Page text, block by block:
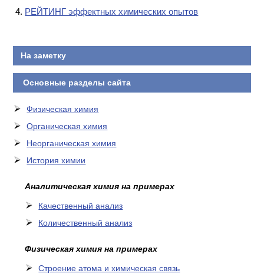
РЕЙТИНГ эффектных химических опытов
На заметку
Основные разделы сайта
Физическая химия
Органическая химия
Неорганическая химия
История химии
Аналитическая химия на примерах
Качественный анализ
Количественный анализ
Физическая химия на примерах
Cтроение атома и химическая связь